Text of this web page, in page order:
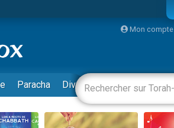
appartement insalubre
Birkat Hamazone à travers le temps
Mon compte
Paracha Divertissements Livres